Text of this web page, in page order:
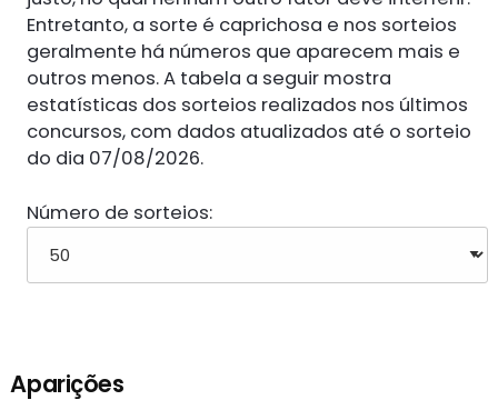
Entretanto, a sorte é caprichosa e nos sorteios
geralmente há números que aparecem mais e
outros menos. A tabela a seguir mostra
estatísticas dos sorteios realizados nos últimos
concursos, com dados atualizados até o sorteio
do dia 07/08/2026.
Número de sorteios:
Aparições